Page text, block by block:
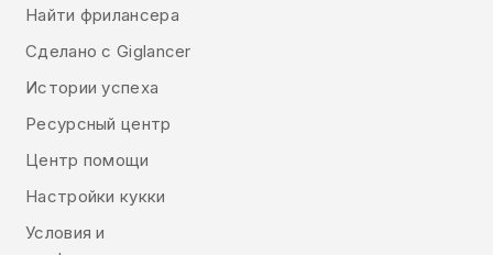
Найти фрилансера
Сделано с Giglancer
Истории успеха
Ресурсный центр
Центр помощи
Настройки кукки
Условия и